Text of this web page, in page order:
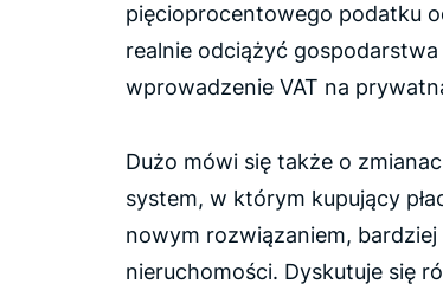
pięcioprocentowego podatku
realnie odciążyć
wprowadzenie VAT na
Dużo mówi się także o
system, w którym kupujący
nowym rozwiązaniem,
nieruchomości. Dyskutuje się